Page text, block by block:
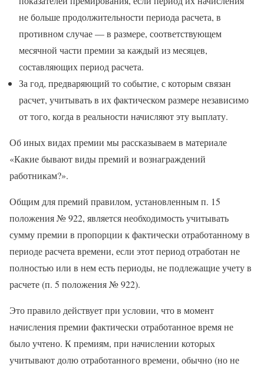
не больше продолжительности периода расчета, в
противном случае — в размере, соответствующем
месячной части премии за каждый из месяцев,
составляющих период расчета.
За год, предваряющий то событие, с которым связан
расчет, учитывать в их фактическом размере независимо
от того, когда в реальности начисляют эту выплату.
Об иных видах премии мы рассказываем в материале
«Какие бывают виды премий и вознаграждений
работникам?».
Общим для премий правилом, установленным п. 15
положения № 922, является необходимость учитывать
сумму премии в пропорции к фактически отработанному в
периоде расчета времени, если этот период отработан не
полностью или в нем есть периоды, не подлежащие учету в
расчете (п. 5 положения № 922).
Это правило действует при условии, что в момент
начисления премии фактически отработанное время не
было учтено. К премиям, при начислении которых
учитывают долю отработанного времени, обычно (но не